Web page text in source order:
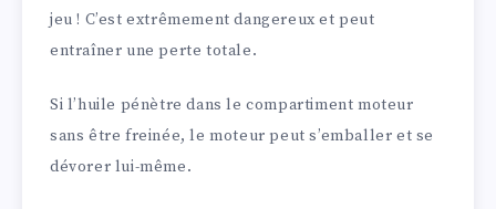
jeu ! C’est extrêmement dangereux et peut
entraîner une perte totale.
Si l’huile pénètre dans le compartiment moteur
sans être freinée, le moteur peut s’emballer et se
dévorer lui-même.